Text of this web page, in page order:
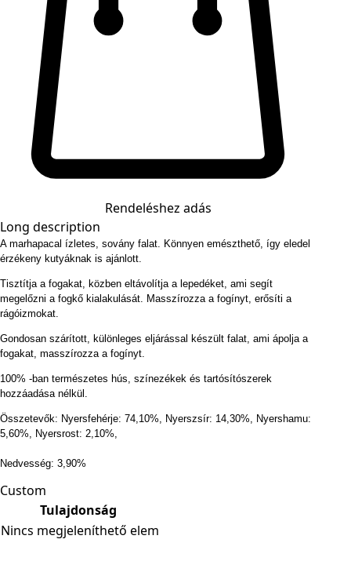
Rendeléshez adás
Long description
A marhapacal ízletes, sovány falat. Könnyen emészthető, így eledel
érzékeny kutyáknak is ajánlott.
Tisztítja a fogakat, közben eltávolítja a lepedéket, ami segít
megelőzni a fogkő kialakulását. Masszírozza a fogínyt, erősíti a
rágóizmokat.
Gondosan szárított, különleges eljárással készült falat, ami ápolja a
fogakat, masszírozza a fogínyt.
100% -ban természetes hús, színezékek és tartósítószerek
hozzáadása nélkül.
Összetevők: Nyersfehérje: 74,10%, Nyerszsír: 14,30%, Nyershamu:
5,60%, Nyersrost: 2,10%,
Nedvesség: 3,90%
Custom
Tulajdonság
Nincs megjeleníthető elem